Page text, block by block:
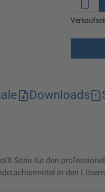
Downloads
Serie für den
in den